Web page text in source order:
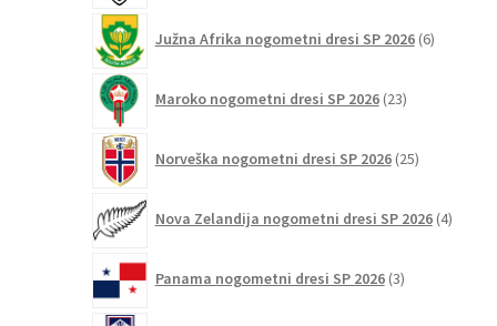
Južna Afrika nogometni dresi SP 2026 6izdelkov
Maroko nogometni dresi SP 2026 23izdelkov
Norveška nogometni dresi SP 2026 25izdelkov
Nova Zelandija nogometni dresi SP 2026 4izdelki
Panama nogometni dresi SP 2026 3izdelki